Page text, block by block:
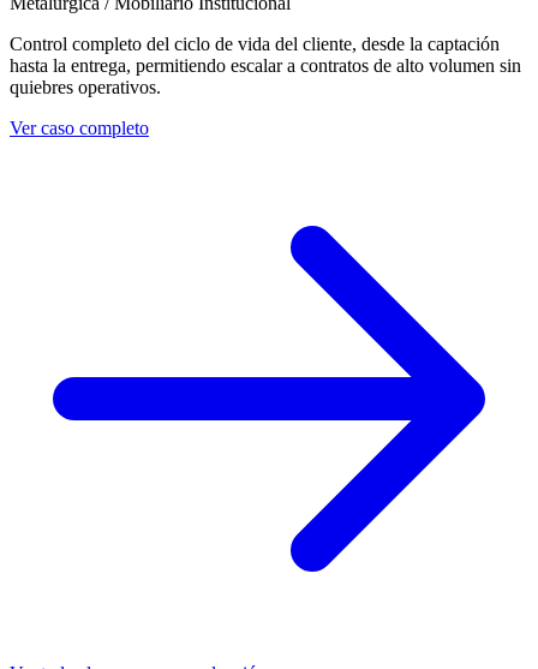
Control completo del ciclo de vida del cliente, desde la captación
hasta la entrega, permitiendo escalar a contratos de alto volumen sin
quiebres operativos.
Ver caso completo